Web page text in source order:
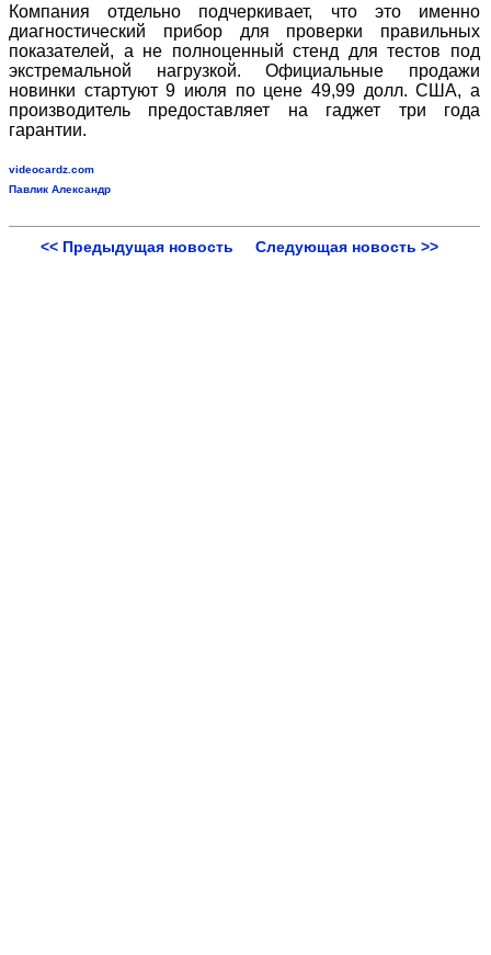
Компания отдельно подчеркивает, что это именно
диагностический прибор для проверки правильных
показателей, а не полноценный стенд для тестов под
экстремальной нагрузкой. Официальные продажи
новинки стартуют 9 июля по цене 49,99 долл. США, а
производитель предоставляет на гаджет три года
гарантии.
videocardz.com
Павлик Александр
<< Предыдущая новость Следующая новость >>